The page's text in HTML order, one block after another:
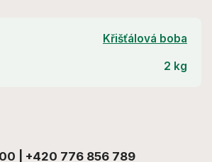
| +420 776 856 789
Křišťálová boba
2 kg